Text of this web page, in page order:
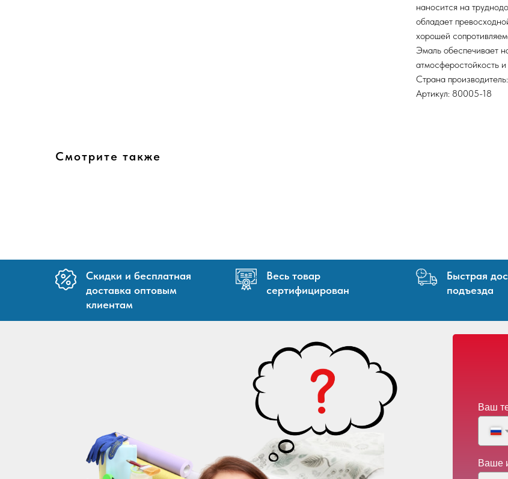
наносится на
обладает
хорошей
Эмаль обеспечивает
атмосферостойкость
Страна
Артикул: 80005-18
Смотрите также
Скидки и бесплатная
доставка оптовым
клиентам
Весь товар
сертифицирован
Быстрая
подъезда
Ваш
Ваше